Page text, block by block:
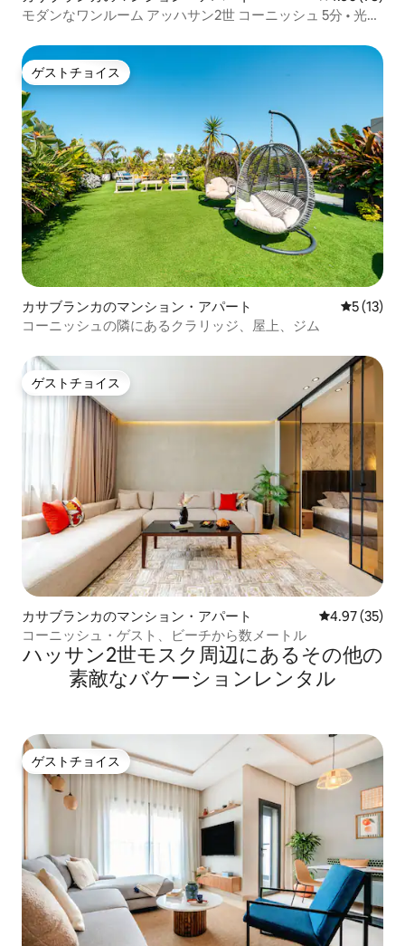
モダンなワンルーム アッハサン2世 コーニッシュ 5分 • 光フ
ゲストチョイス
ゲストチョイス
カサブランカのマンション・アパート レビュー
5 (13)
コーニッシュの隣にあるクラリッジ、屋上、ジム
ゲストチョイス
ゲストチョイス
カサブランカのマンション・アパート レビュー35
4.97 (35)
コーニッシュ・ゲスト、ビーチから数メートル
ハッサン2世モスク⁠周⁠辺⁠に⁠あ⁠るそ⁠の⁠他⁠の
素⁠敵⁠なバ⁠ケ⁠ー⁠シ⁠ョ⁠ン⁠レ⁠ン⁠タ⁠ル
ゲストチョイス
ゲストチョイス